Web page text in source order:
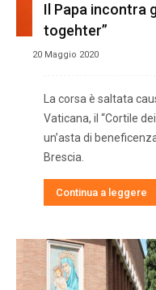
Il Papa incontra
togehter”
20 Maggio 2020
La corsa è saltata
Vaticana, il “Cortile
un’asta di
Brescia.
Continua a leggere